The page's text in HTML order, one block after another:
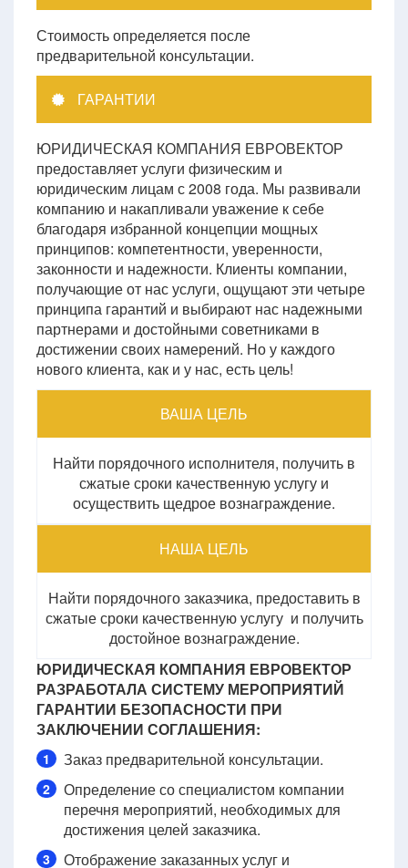
Стоимость определяется после
предварительной консультации.
ГАРАНТИИ
ЮРИДИЧЕСКАЯ КОМПАНИЯ ЕВРОВЕКТОР
предоставляет услуги физическим и
юридическим лицам с 2008 года. Мы развивали
компанию и накапливали уважение к себе
благодаря избранной концепции мощных
принципов: компетентности, уверенности,
законности и надежности. Клиенты компании,
получающие от нас услуги, ощущают эти четыре
принципа гарантий и выбирают нас надежными
партнерами и достойными советниками в
достижении своих намерений. Но у каждого
нового клиента, как и у нас, есть цель!
ВАША ЦЕЛЬ
Найти порядочного исполнителя, получить в
сжатые сроки качественную услугу и
осуществить щедрое вознаграждение.
НАША ЦЕЛЬ
Найти порядочного заказчика, предоставить в
сжатые сроки качественную услугу и получить
достойное вознаграждение.
ЮРИДИЧЕСКАЯ КОМПАНИЯ ЕВРОВЕКТОР
РАЗРАБОТАЛА СИСТЕМУ МЕРОПРИЯТИЙ
ГАРАНТИИ БЕЗОПАСНОСТИ ПРИ
ЗАКЛЮЧЕНИИ СОГЛАШЕНИЯ:
1 Заказ предварительной консультации.
2
Определение со специалистом компании
перечня мероприятий, необходимых для
достижения целей заказчика.
3
Отображение заказанных услуг и